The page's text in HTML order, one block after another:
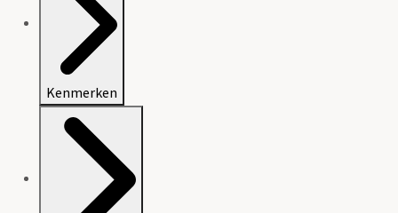
Kenmerken